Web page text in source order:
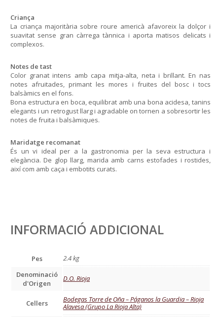
Criança
La criança majoritària sobre roure americà afavoreix la dolçor i
suavitat sense gran càrrega tànnica i aporta matisos delicats i
complexos.
Notes de tast
Color granat intens amb capa mitja-alta, neta i brillant. En nas
notes afruitades, primant les mores i fruites del bosc i tocs
balsàmics en el fons.
Bona estructura en boca, equilibrat amb una bona acidesa, tanins
elegants i un retrogust llarg i agradable on tornen a sobresortir les
notes de fruita i balsàmiques.
Maridatge recomanat
És un vi ideal per a la gastronomia per la seva estructura i
elegància. De glop llarg, marida amb carns estofades i rostides,
així com amb caça i embotits curats.
INFORMACIÓ ADDICIONAL
Pes
2.4 kg
Denominació
d'Origen
D.O. Rioja
Cellers
Bodegas Torre de Oña – Páganos la Guardia – Rioja
Alavesa (Grupo La Rioja Alta)